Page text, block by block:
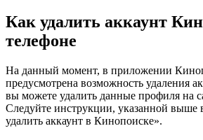
Как удалить аккаунт
телефоне
На данный момент, в приложении
предусмотрена возможность удаления
вы можете удалить данные профиля на
Следуйте инструкции, указанной выше
удалить аккаунт в Кинопоиске».